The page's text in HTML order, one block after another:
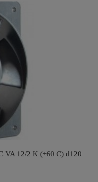
VA 12/2 K (+60 С) d120